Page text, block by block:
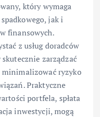
który wymaga
jak i
finansowych.
z usług doradców
zarządzać
ryzyko
Praktyczne
portfela, spłata
inwestycji, mogą